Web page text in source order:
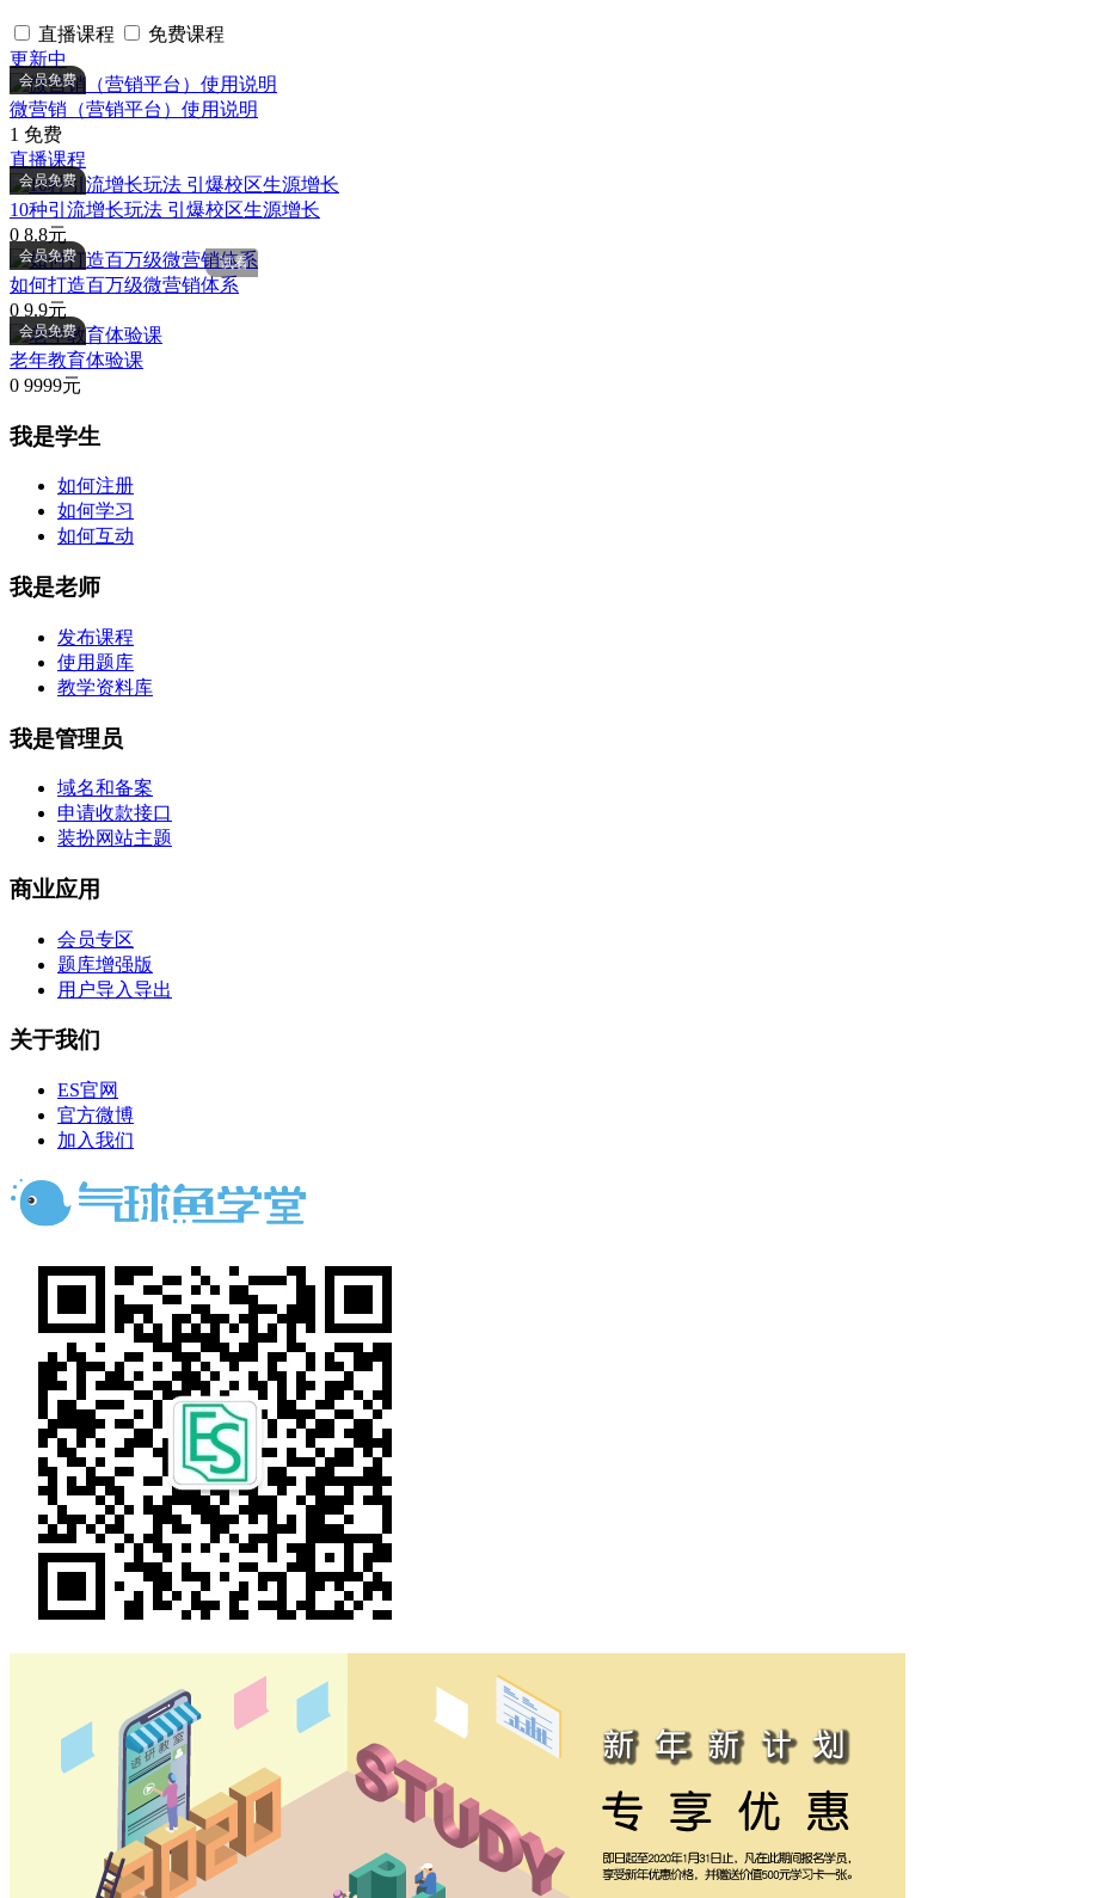
直播课程
免费课程
更新中
会员免费
微营销（营销平台）使用说明
1 免费
直播课程
会员免费
10种引流增长玩法 引爆校区生源增长
0 8.8元
试看
会员免费
如何打造百万级微营销体系
0 9.9元
会员免费
老年教育体验课
0 9999元
我是学生
如何注册
如何学习
如何互动
我是老师
发布课程
使用题库
教学资料库
我是管理员
域名和备案
申请收款接口
装扮网站主题
商业应用
会员专区
题库增强版
用户导入导出
关于我们
ES官网
官方微博
加入我们